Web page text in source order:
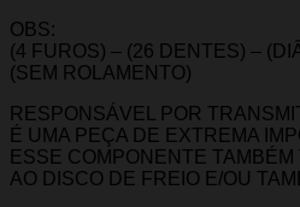
OBS:
(4 FUROS) – (26 DENTES) –
(SEM ROLAMENTO)
RESPONSÁVEL POR
É UMA PEÇA DE EXTREMA
ESSE COMPONENTE
AO DISCO DE FREIO E/OU